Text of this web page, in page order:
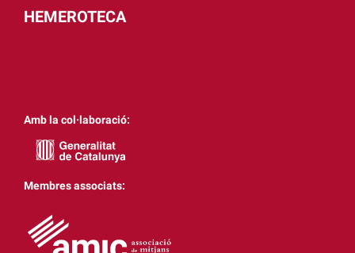
HEMEROTECA
Amb la col·laboració:
Membres associats: